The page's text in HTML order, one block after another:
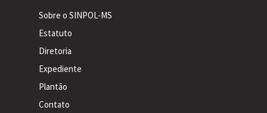
Sobre o SINPOL-MS
Estatuto
Diretoria
Expediente
Plantão
Contato